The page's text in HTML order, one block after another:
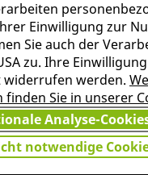
Vielen Dank für Ihr
Einwilligung zur
Sie auch der
zu. Ihre
widerrufen werden.
Sie in unserer
Analyse-
notwendige